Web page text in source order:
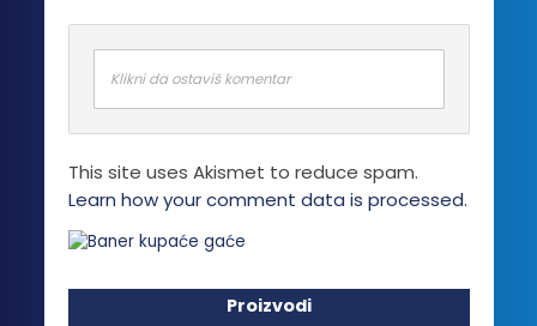
Klikni da ostaviš komentar
This site uses Akismet to reduce spam.
Learn how your comment data is processed.
Proizvodi